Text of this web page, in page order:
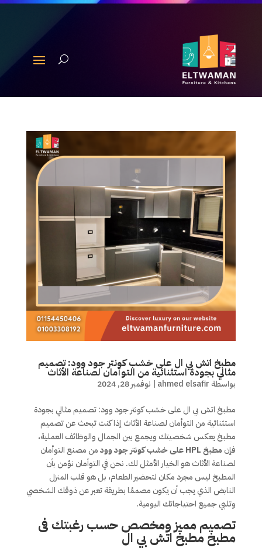
مطبخ اتش بي ال على خشب كونتر جود وود: تصميم
مثالي بجودة استثنائية من التوأمان لصناعة الأثاث
بواسطة ahmed elsafir
| نوفمبر 28, 2024
مطبخ اتش بي ال على خشب كونتر جود وود: تصميم مثالي بجودة
استثنائية من التوأمان لصناعة الأثاث إذا كنت تبحث عن تصميم
مطبخ يعكس شخصيتك ويجمع بين الجمال والوظائف العملية،
فإن مطبخ HPL على خشب كونتر جود وود
من مصنع التوأمان
لصناعة الأثاث هو الخيار الأمثل لك. نحن في التوأمان نؤمن بأن
المطبخ ليس مجرد مكان لتحضير الطعام، بل هو قلب المنزل
النابض الذي يجب أن يكون مصممًا بطريقة تعبر عن ذوقك الشخصي
وتلبي جميع احتياجاتك اليومية.
تصميم مميز ومخصص حسب رغبتك فى
مطبخ مطبخ اتش بي ال